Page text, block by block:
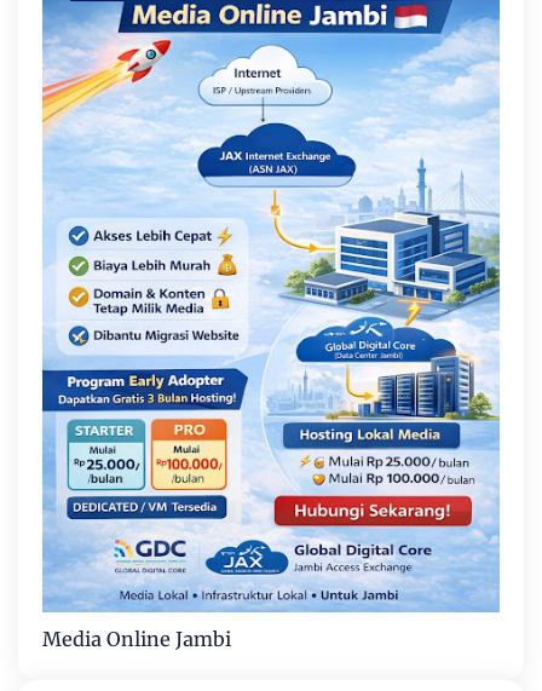
Media Online Jambi